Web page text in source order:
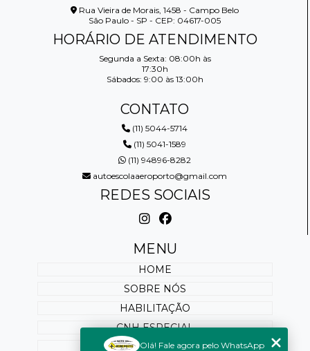
Rua Vieira de Morais, 1458 - Campo Belo
São Paulo - SP - CEP: 04617-005
HORÁRIO DE ATENDIMENTO
Segunda a Sexta: 08:00h às
17:30h
Sábados: 9:00 às 13:00h
CONTATO
(11) 5044-5714
(11) 5041-1589
(11) 94896-8282
autoescolaaeroporto@gmail.com
REDES SOCIAIS
MENU
HOME
SOBRE NÓS
HABILITAÇÃO
CNH ESPECIAL
REABILITAÇÃO
Olá! Fale agora pelo WhatsApp